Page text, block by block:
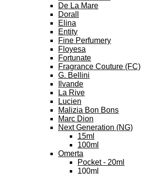
De La Mare
Dorall
Elina
Entity
Fine Perfumery
Floyesa
Fortunate
Fragrance Couture (FC)
G. Bellini
Ilvande
La Rive
Lucien
Malizia Bon Bons
Marc Dion
Next Generation (NG)
15ml
100ml
Omerta
Pocket - 20ml
100ml